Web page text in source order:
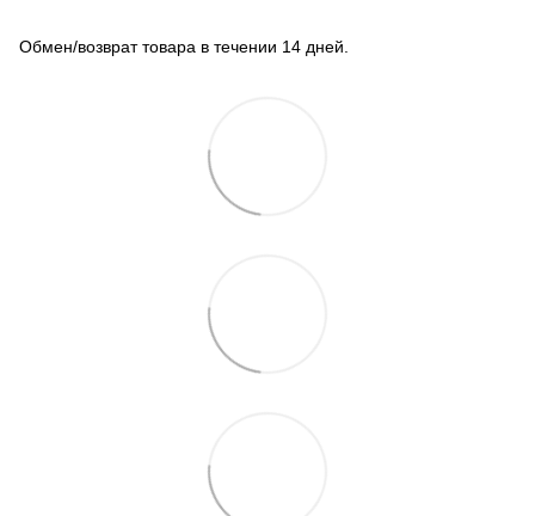
Обмен/возврат товара в течении 14 дней.